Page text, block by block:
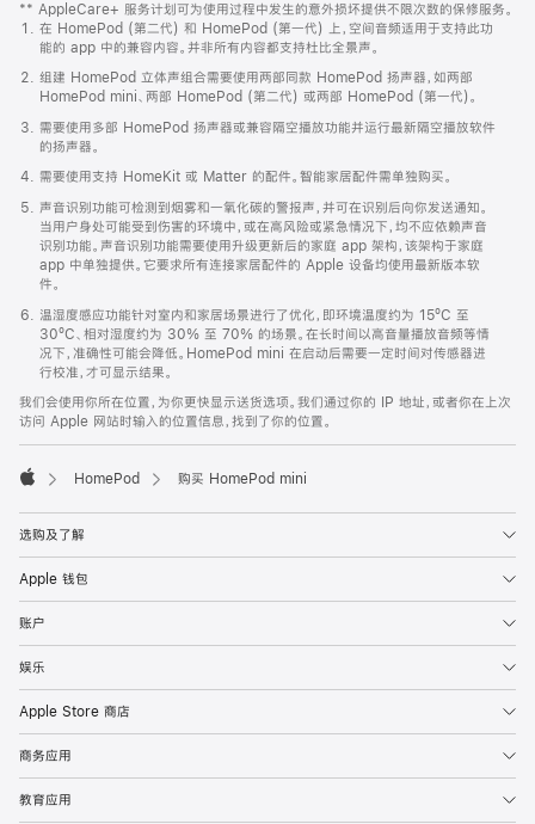
窗
口
中
打
开)
** AppleCare+ 服务计划可为使用过程中发生的意外损坏提供不限次数的保修服务。
在 HomePod (第二代) 和 HomePod (第一代) 上，空间音频适用于支持此功
能的 app 中的兼容内容。并非所有内容都支持杜比全景声。
组建 HomePod 立体声组合需要使用两部同款 HomePod 扬声器，如两部
HomePod mini、两部 HomePod (第二代) 或两部 HomePod (第一代)。
需要使用多部 HomePod 扬声器或兼容隔空播放功能并运行最新隔空播放软件
的扬声器。
需要使用支持 HomeKit 或 Matter 的配件。智能家居配件需单独购买。
声音识别功能可检测到烟雾和一氧化碳的警报声，并可在识别后向你发送通知。
当用户身处可能受到伤害的环境中，或在高风险或紧急情况下，均不应依赖声音
识别功能。声音识别功能需要使用升级更新后的家庭 app 架构，该架构于家庭
app 中单独提供。它要求所有连接家居配件的 Apple 设备均使用最新版本软
件。
温湿度感应功能针对室内和家居场景进行了优化，即环境温度约为 15ºC 至
30ºC、相对湿度约为 30% 至 70% 的场景。在长时间以高音量播放音频等情
况下，准确性可能会降低。HomePod mini 在启动后需要一定时间对传感器进
行校准，才可显示结果。
我们会使用你所在位置，为你更快显示送货选项。我们通过你的 IP 地址，或者你在上次
访问 Apple 网站时输入的位置信息，找到了你的位置。
HomePod 购买 HomePod mini
选购及了解
Apple 钱包
账户
娱乐
Apple Store 商店
商务应用
教育应用